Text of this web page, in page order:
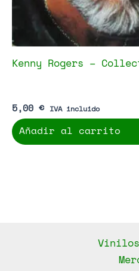
Kenny Rogers –
5,00 € IVA incluido
Añadir al carrito